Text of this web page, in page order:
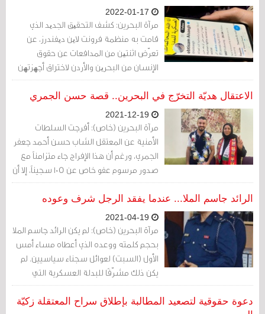
مرآة البحرين: كشف التحقیق الجدید الذي
قامت به منظمة فرونت لاین دیفندرز، عن
تعرّض اثنتین من المدافعات عن حقوق
الإنسان من البحرین والأردن لاختراق أجھزتھن
باستخدام برنامج التجسس "بیغاسوس"،
وھو برنامج تابع لمجموعة "إن أس أو".
الاعتقال هديّة التخرّج في البحرين.. قصة حسن الجمري
مرآة البحرين (خاص): أفرجت السلطات
الأمنية عن المعتقل الشاب حسن أحمد جعفر
الجمري، ورغم أن هذا الإفراج جاء متزامناً مع
صدور مرسوم عفو خاص عن 105 سجيناً، إلا أن
الجمري تم إطلاق سراحه بموجب نظام
العقوبات البديلة.
الرائد جاسم الملا... عندما يفقد الرجل شرف وعوده
مرآة البحرين (خاص): لم يكن الرائد جاسم الملا
بحجم كلمته ووعده الذي أعطاه مساء أمس
الأول (السبت) لعوائل سجناء سياسيين. لم
يكن ذلك مشرّفًا للبدلة العسكرية التي
يلبسها.
دعوة حقوقية لتصعيد المطالبة بإطلاق سراح المعتقلة زكيّة